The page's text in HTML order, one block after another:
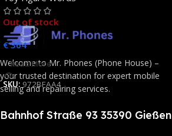
Out of stock
€364
Read More
SKU: 972BFAA4
Welcome to Mr. Phones (Phone House) –
your trusted destination for expert mobile
selling and repairing services.
Bahnhof Straße 93 35390 Gießen